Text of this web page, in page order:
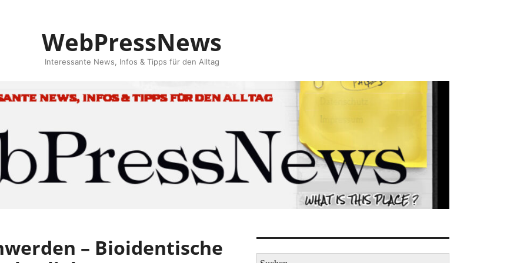
WebPressNews
Interessante News, Infos & Tipps für den Alltag
– Bioidentische